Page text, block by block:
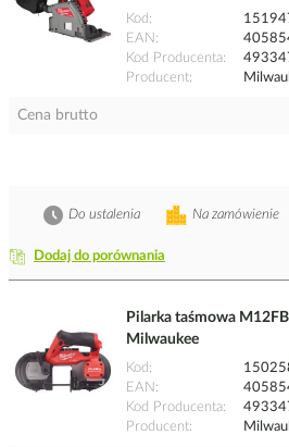
Kod
EAN
Kod Producenta
Producent
Cena brutto
Dodaj do porównania
Na zamówienie
Do ustalenia
Pilarka taśmowa
Milwaukee
Kod
EAN
Kod Producenta
Producent